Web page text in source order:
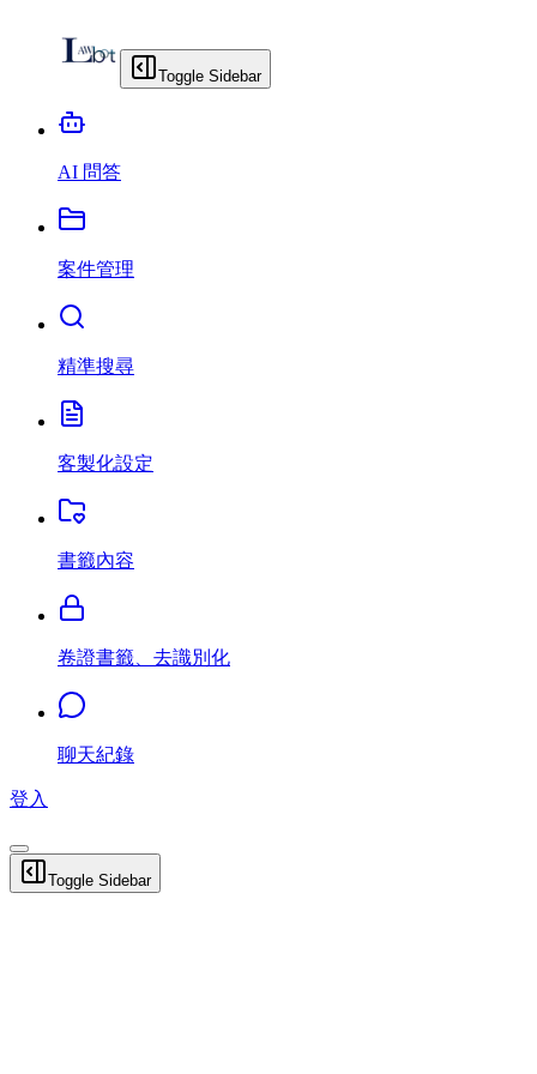
Toggle Sidebar
AI 問答
案件管理
精準搜尋
客製化設定
書籤內容
卷證書籤、去識別化
聊天紀錄
登入
Toggle Sidebar